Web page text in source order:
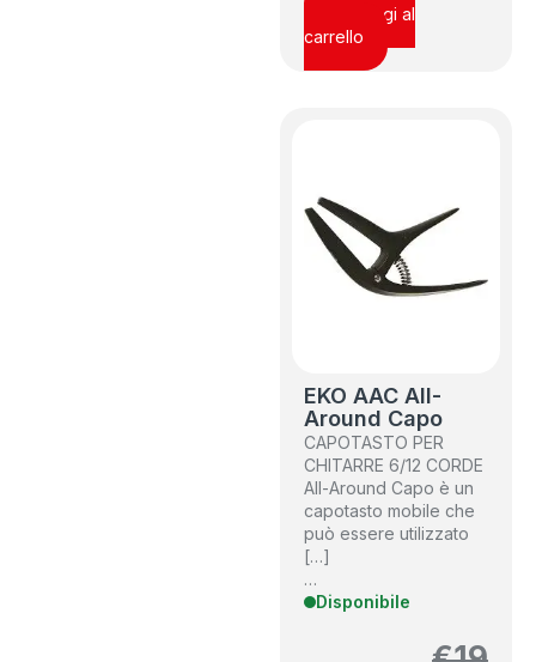
Aggiungi al
carrello
EKO AAC All-
Around Capo
CAPOTASTO PER
CHITARRE 6/12 CORDE
All-Around Capo è un
capotasto mobile che
può essere utilizzato
[…]
…
Disponibile